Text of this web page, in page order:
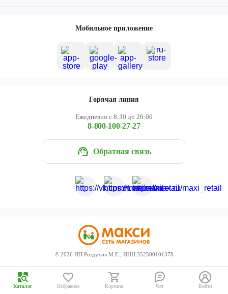
Новодвинск
Мобильное приложение
Горячая линия
Ежедневно с 8:30 до 20:00
8-800-100-27-27
Обратная связь
© 2026 ИП Роздухов М.Е., ИНН 352500101378
Каталог Избранное Корзина Чат Войти